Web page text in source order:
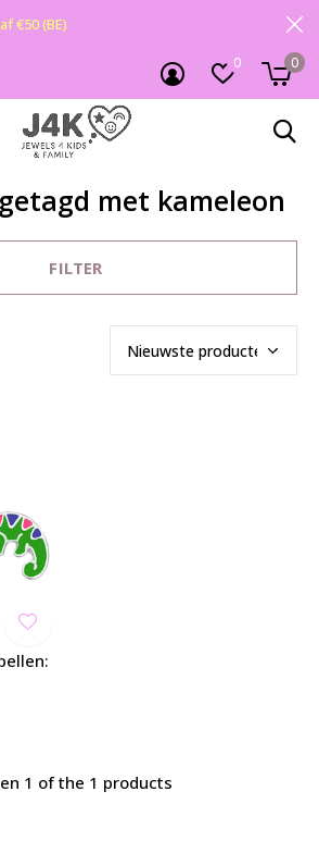
0 0
€50 (BE)
met kameleon
FILTER
1 of the 1 products